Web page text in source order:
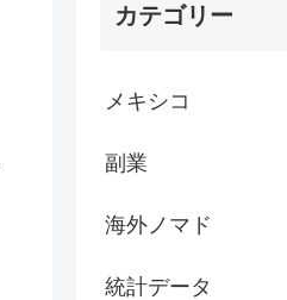
カテゴリー
メキシコ
副業
海外ノマド
統計データ